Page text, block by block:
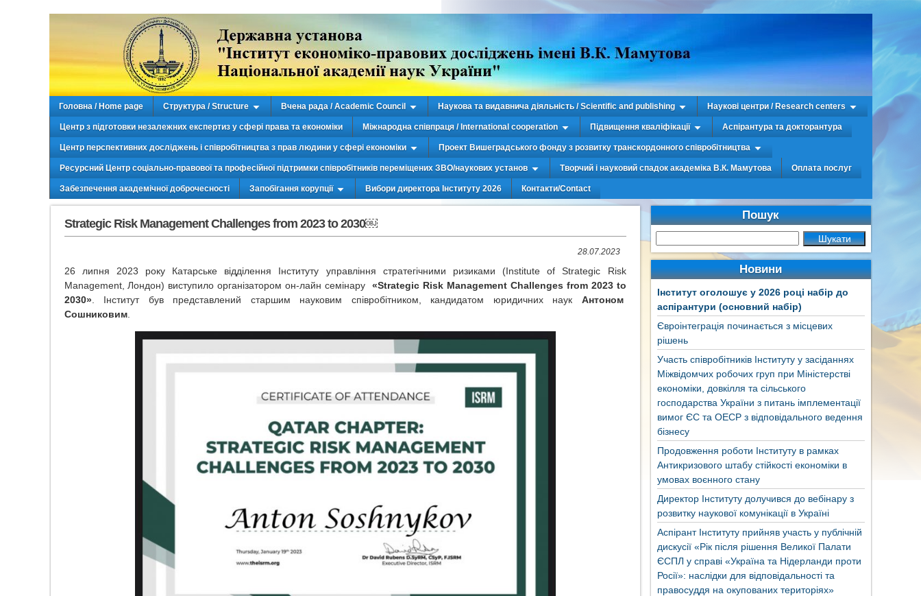
Головна / Home page Структура / Structure Вчена рада / Academic Council Наукова та видавнича діяльність / Scientific and publishing Наукові центри / Research centers
Центр з підготовки незалежних експертиз у сфері права та економіки Міжнародна співпраця / International cooperation Підвищення кваліфікації Аспірантура та докторантура
Центр перспективних досліджень і співробітництва з прав людини у сфері економіки Проект Вишеградського фонду з розвитку транскордонного співробітництва
Ресурсний Центр соціально-правової та професійної підтримки співробітників переміщених ЗВО/наукових установ Творчий і науковий спадок академіка В.К. Мамутова Оплата послуг
Забезпечення академічної доброчесності Запобігання корупції Вибори директора Інституту 2026 Контакти/Contact
Strategic Risk Management Challenges from 2023 to 2030￼
28.07.2023
26 липня 2023 року Катарське відділення Інституту управління стратегічними ризиками (Institute of Strategic Risk
Management, Лондон) виступило організатором он-лайн семінару «Strategic Risk Management Challenges from 2023 to
2030». Інститут був представлений старшим науковим співробітником, кандидатом юридичних наук Антоном
Сошниковим.
Пошук
Новини
Інститут оголошує у 2026 році набір до
аспірантури (основний набір)
Євроінтеграція починається з місцевих
рішень
Участь співробітників Інституту у засіданнях
Міжвідомчих робочих груп при Міністерстві
економіки, довкілля та сільського
господарства України з питань імплементації
вимог ЄС та ОЕСР з відповідального ведення
бізнесу
Продовження роботи Інституту в рамках
Антикризового штабу стійкості економіки в
умовах воєнного стану
Директор Інституту долучився до вебінару з
розвитку наукової комунікації в Україні
Аспірант Інституту прийняв участь у публічній
дискусії «Рік після рішення Великої Палати
ЄСПЛ у справі «Україна та Нідерланди проти
Росії»: наслідки для відповідальності та
правосуддя на окупованих територіях»